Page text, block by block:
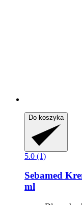
Do koszyka
5.0 (1)
Sebamed
ml